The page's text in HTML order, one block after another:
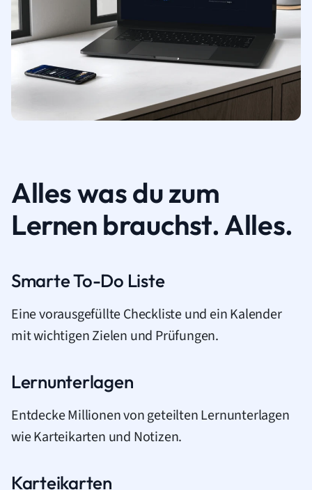
Alles was du zum
Lernen brauchst. Alles.
Smarte To-Do Liste
Eine vorausgefüllte Checkliste und ein Kalender
mit wichtigen Zielen und Prüfungen.
Lernunterlagen
Entdecke Millionen von geteilten Lernunterlagen
wie Karteikarten und Notizen.
Karteikarten